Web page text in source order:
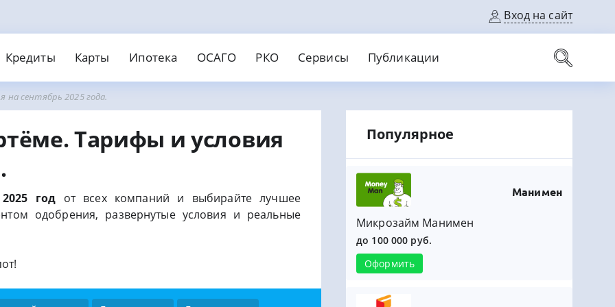
Вход на сайт
Кредиты
наличными
историей
Займы онлайн
Без отказа На карту
Без кредитной истории
Без процентов
Без справок
На банковский счет
На карту Маэстро
Карты
С безпроцентным периодом Валютные
Ипотека ОСАГО РКО Сервисы
банков
МФО
Рейтинг МФО
Страховые
Рейтинг страховых
Публикации
Банковские карты Кредитование
на сентябрь 2025 года.
Тарифы и условия
год от всех компаний и выбирайте лучшее
одобрения, развернутые условия и реальные
Популярное
Манимен
Микрозайм Манимен
до 100 000 руб.
Оформить